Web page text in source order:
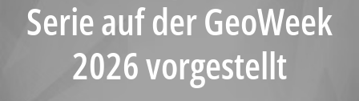
Serie auf der GeoWeek
2026 vorgestellt